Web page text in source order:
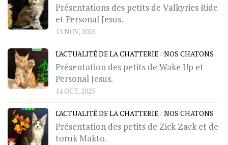
Présentations des petits de Valkyries Ride
et Personal Jesus.
13 NOV, 2025
L'ACTUALITÉ DE LA CHATTERIE/NOS CHATONS
Présentation des petits de Wake Up et
Personal Jesus.
14 OCT, 2025
L'ACTUALITÉ DE LA CHATTERIE/NOS CHATONS
Présentation des petits de Zick Zack et de
toruk Makto.